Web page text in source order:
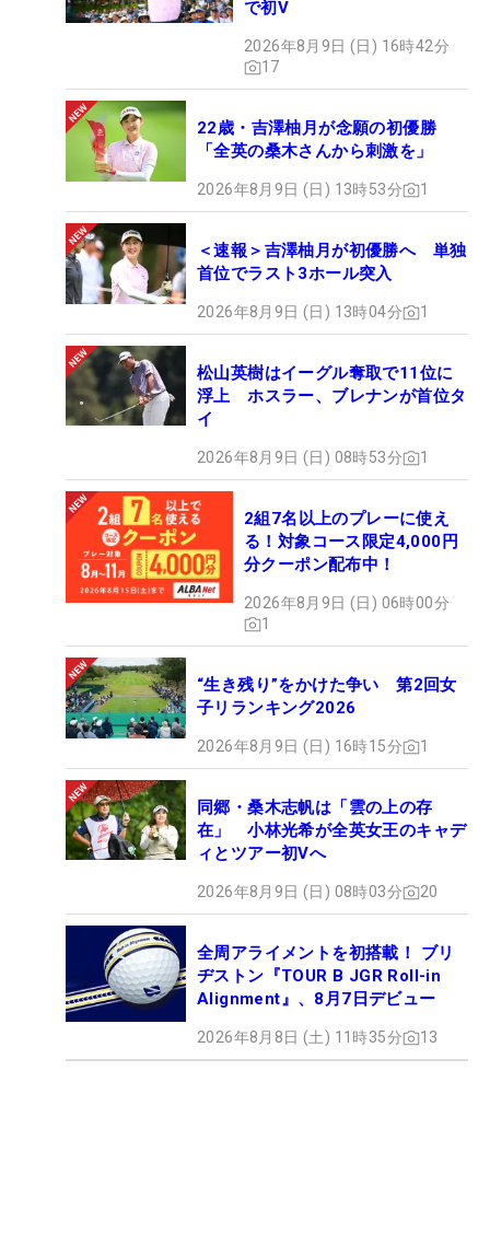
で初V
2026年8月9日 (日) 16時42分
17
22歳・吉澤柚月が念願の初優勝
「全英の桑木さんから刺激を」
2026年8月9日 (日) 13時53分 1
＜速報＞吉澤柚月が初優勝へ 単独
首位でラスト3ホール突入
2026年8月9日 (日) 13時04分 1
松山英樹はイーグル奪取で11位に
浮上 ホスラー、ブレナンが首位タ
イ
2026年8月9日 (日) 08時53分 1
2組7名以上のプレーに使え
る！対象コース限定4,000円
分クーポン配布中！
2026年8月9日 (日) 06時00分
1
“生き残り”をかけた争い 第2回女
子リランキング2026
2026年8月9日 (日) 16時15分 1
同郷・桑木志帆は「雲の上の存
在」 小林光希が全英女王のキャデ
ィとツアー初Vへ
2026年8月9日 (日) 08時03分 20
全周アライメントを初搭載！ ブリ
ヂストン『TOUR B JGR Roll-in
Alignment』、8月7日デビュー
2026年8月8日 (土) 11時35分 13